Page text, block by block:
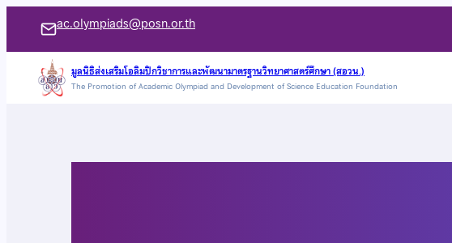
เนื้อหา
ac.olympiads@posn.or.th
มูลนิธิส่งเสริมโอลิมปิกวิชาการและพัฒนามาตรฐานวิทยาศาสตร์ศึกษา (สอวน.)
The Promotion of Academic Olympiad and Development of Science Education Foundation